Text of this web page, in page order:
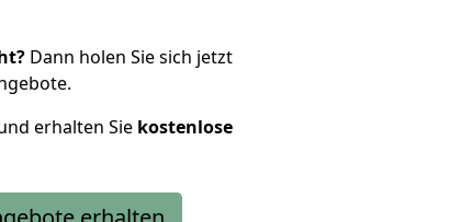
Dann holen Sie sich jetzt
erhalten Sie kostenlose